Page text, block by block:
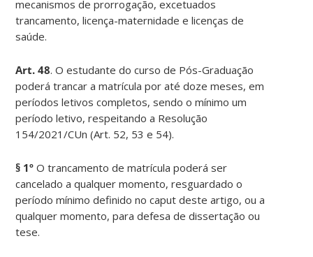
mecanismos de prorrogação, excetuados
trancamento, licença-maternidade e licenças de
saúde.
Art. 48. O estudante do curso de Pós-Graduação
poderá trancar a matrícula por até doze meses, em
períodos letivos completos, sendo o mínimo um
período letivo, respeitando a Resolução
154/2021/CUn (Art. 52, 53 e 54).
§ 1º O trancamento de matrícula poderá ser
cancelado a qualquer momento, resguardado o
período mínimo definido no caput deste artigo, ou a
qualquer momento, para defesa de dissertação ou
tese.